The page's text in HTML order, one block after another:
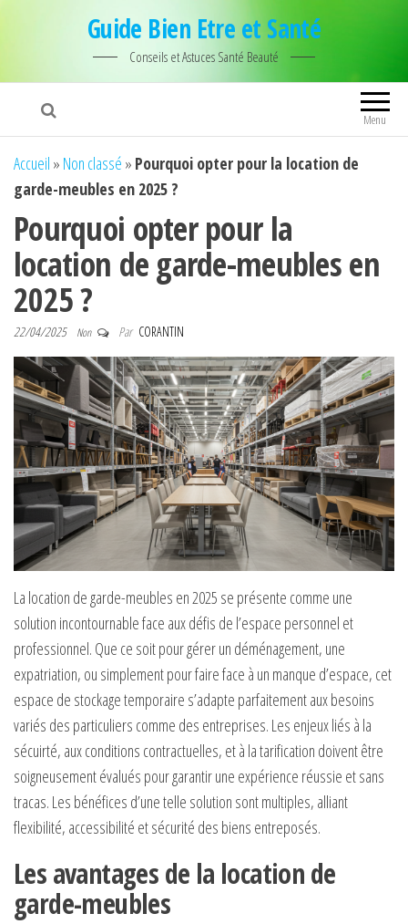
Guide Bien Etre et Santé
Conseils et Astuces Santé Beauté
Menu
Accueil » Non classé » Pourquoi opter pour la location de
garde-meubles en 2025 ?
Pourquoi opter pour la
location de garde-meubles en
2025 ?
22/04/2025 Non Par CORANTIN
La location de garde-meubles en 2025 se présente comme une
solution incontournable face aux défis de l’espace personnel et
professionnel. Que ce soit pour gérer un déménagement, une
expatriation, ou simplement pour faire face à un manque d’espace, cet
espace de stockage temporaire s’adapte parfaitement aux besoins
variés des particuliers comme des entreprises. Les enjeux liés à la
sécuirté, aux conditions contractuelles, et à la tarification doivent être
soigneusement évalués pour garantir une expérience réussie et sans
tracas. Les bénéfices d’une telle solution sont multiples, alliant
flexibilité, accessibilité et sécurité des biens entreposés.
Les avantages de la location de
garde-meubles